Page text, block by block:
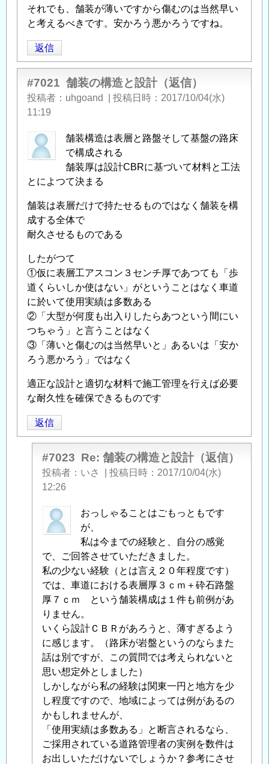
それでも、舗装が薄いですから傷むのは当然早い
と考えるべきです。安かろう悪かろうですね。
返信
#7021 舗装の構造と設計（返信）
投稿者 uhgoand 投稿日時
2017/10/04(水)
11:19
舗装構造は表層と路盤そして基盤の路床
で構成される
舗装厚は設計CBRに基づいて材料と工法
とによつて決まる
舗装は表層だけで持たせるものではなく舗装を構
成する全体で
耐久させるものである
したがつて
①仮に表層工アスコン３センチ厚であつても「歩
道くらいしか使はない」がということはなく車道
に於いて使用実績は多数ある
②「大型が何度も出入りしたらあつという間にい
つちゃう」と言うことはなく
③「薄いと傷むのは当然早いと」あるいは「安か
ろう悪かろう」ではなく
適正な設計と適切な材料で施工管理を行えば必要
な耐久性を確保できるものです
返信
#7023 Re: 舗装の構造と設計（返信）
投稿者 いさ 投稿日時
2017/10/04(水)
12:26
uh-
goand
よ
る
「舗
装
の
構
造
と
設
計
（返
信） 」
へ
の
返
おっしゃることはごもっともです
が、
私は今までの経験と、自分の感覚
で、ご回答させていただきました。
私の少ない経験（とは言え２０年程度です）
では、車道における表層厚３ｃｍ＋砕石路盤
厚７ｃｍ という舗装構成は１件も前例があ
りません。
いくら設計ＣＢＲがあろうと、薄すぎるよう
に感じます。（路床が岩盤というのならまた
話は別ですが、この質問では考えられないと
思い想定外としました）
しかしながら私の経験は関東一円と地方を少
し程度ですので、地域によっては例があるの
かもしれませんが、
「使用実績は多数ある」と断言されるなら、
ご採用されている道路管理者の実例を数件は
お出しいただけないでしょうか？参考にさせ